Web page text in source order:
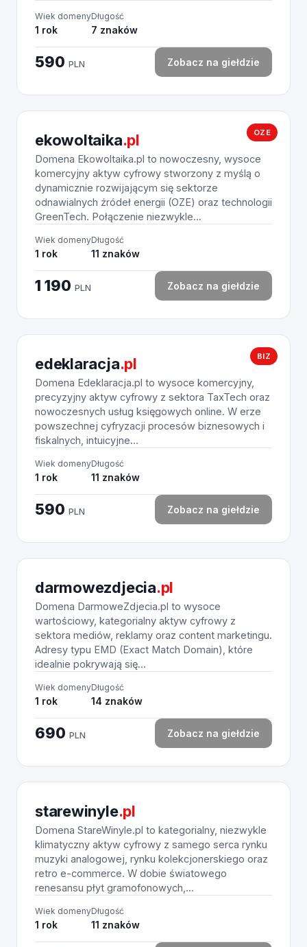
Wiek domeny
1 rok
Długość
7 znaków
590 PLN Zobacz na giełdzie
OZE
ekowoltaika.pl
Domena Ekowoltaika.pl to nowoczesny, wysoce
komercyjny aktyw cyfrowy stworzony z myślą o
dynamicznie rozwijającym się sektorze
odnawialnych źródeł energii (OZE) oraz technologii
GreenTech. Połączenie niezwykle...
Wiek domeny
1 rok
Długość
11 znaków
1 190 PLN Zobacz na giełdzie
BIZ
edeklaracja.pl
Domena Edeklaracja.pl to wysoce komercyjny,
precyzyjny aktyw cyfrowy z sektora TaxTech oraz
nowoczesnych usług księgowych online. W erze
powszechnej cyfryzacji procesów biznesowych i
fiskalnych, intuicyjne...
Wiek domeny
1 rok
Długość
11 znaków
590 PLN Zobacz na giełdzie
darmowezdjecia.pl
Domena DarmoweZdjecia.pl to wysoce
wartościowy, kategorialny aktyw cyfrowy z
sektora mediów, reklamy oraz content marketingu.
Adresy typu EMD (Exact Match Domain), które
idealnie pokrywają się...
Wiek domeny
1 rok
Długość
14 znaków
690 PLN Zobacz na giełdzie
starewinyle.pl
Domena StareWinyle.pl to kategorialny, niezwykle
klimatyczny aktyw cyfrowy z samego serca rynku
muzyki analogowej, rynku kolekcjonerskiego oraz
retro e-commerce. W dobie światowego
renesansu płyt gramofonowych,...
Wiek domeny
1 rok
Długość
11 znaków